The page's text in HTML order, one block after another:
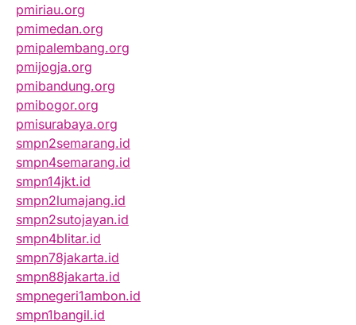
pmiriau.org
pmimedan.org
pmipalembang.org
pmijogja.org
pmibandung.org
pmibogor.org
pmisurabaya.org
smpn2semarang.id
smpn4semarang.id
smpn14jkt.id
smpn2lumajang.id
smpn2sutojayan.id
smpn4blitar.id
smpn78jakarta.id
smpn88jakarta.id
smpnegeri1ambon.id
smpn1bangil.id